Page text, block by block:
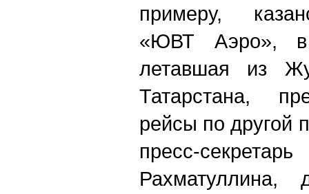
примеру,
«ЮВТ Аэро», в
летавшая из
Татарстана,
рейсы по другой
пресс-